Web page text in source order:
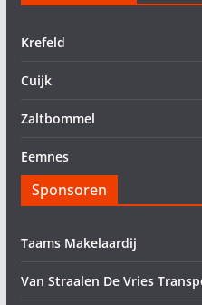
Krefeld
Cuijk
Zaltbommel
Eemnes
Sponsoren
Taams Makelaardij
Van Straalen De Vries